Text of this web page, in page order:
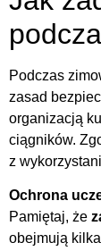
Podczas
zasad
organizacją
ciągników.
z
Ochrona
Pamiętaj, że
obejmują